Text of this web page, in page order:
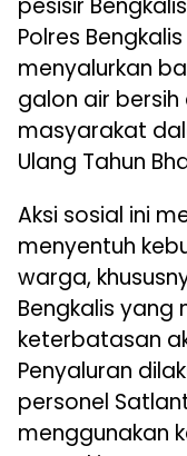
pesisir
Polres
menyalurkan
galon air
masyarakat
Ulang Tahun
Aksi sosial ini
menyentuh
warga,
Bengkalis yang
keterbatasan
Penyaluran
personel
menggunakan